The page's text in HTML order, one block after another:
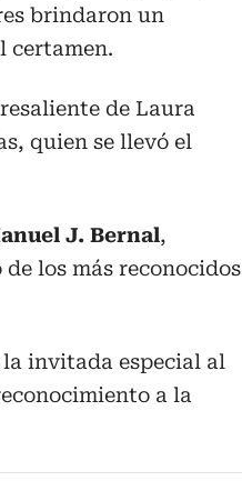
brindaron un
certamen.
de Laura
quien se llevó el
J. Bernal,
los más reconocidos
invitada especial al
a la